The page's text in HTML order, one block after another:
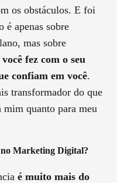
os obstáculos. E foi
é apenas sobre
mas sobre
fez com o seu
confiam em você.
transformador do que
mim quanto para meu
Marketing Digital?
é muito mais do